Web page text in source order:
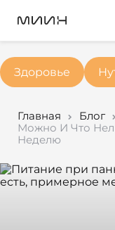
Здоровье
Главная Блог
Можно И Что
Неделю